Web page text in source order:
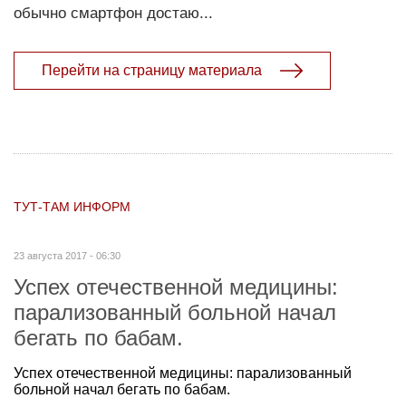
обычно смартфон достаю...
Перейти на страницу материала
ТУТ-ТАМ ИНФОРМ
23 августа 2017 - 06:30
Успех отечественной медицины:
парализованный больной начал
бегать по бабам.
Успех отечественной медицины: парализованный
больной начал бегать по бабам.